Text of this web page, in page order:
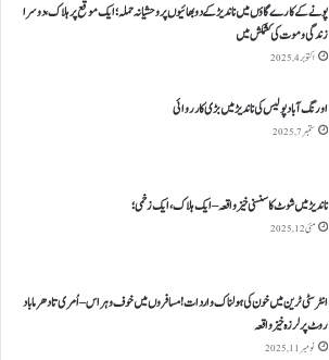
پونے کے کارےگاؤں میں ناندیڑ کے دو بھائیوں پر وحشیانہ حملہ؛ ایک موقع پر ہلاک، دوسرا
زندگی و موت کی کشمکش میں
اکتوبر 4, 2025
اورنگ آباد پولیس کی ناندیڑ میں بڑی کارروائی
ستمبر 7, 2025
ناندیڑ میں شوٹ کا سنسنی خیز واقعہ – ایک ہلاک، ایک زخمی؛
مئی 12, 2025
انٹر سٹی ٹرین میں خون کی ہولناک واردات! مسافروں میں خوف و ہراس – اُمری تا دھرما باد
روٹ پر لرزہ خیز واقعہ
نومبر 11, 2025